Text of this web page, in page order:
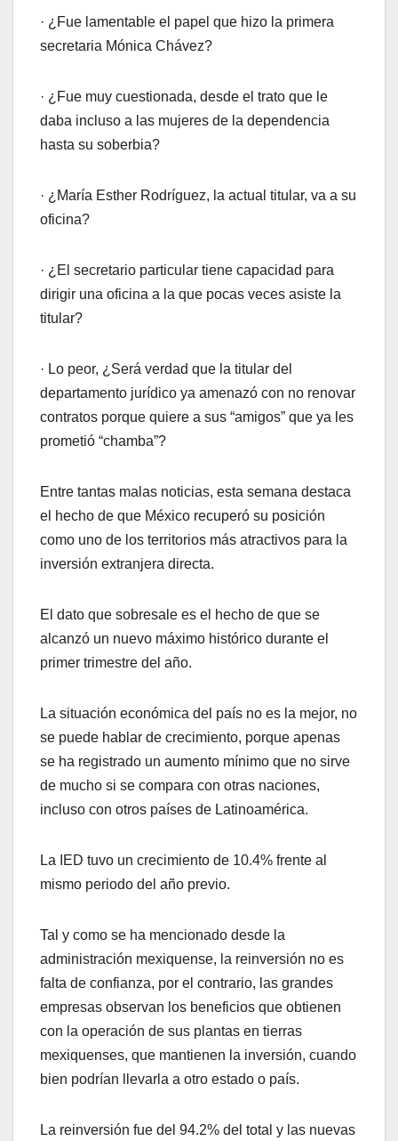
· ¿Fue lamentable el papel que hizo la primera
secretaria Mónica Chávez?
· ¿Fue muy cuestionada, desde el trato que le
daba incluso a las mujeres de la dependencia
hasta su soberbia?
· ¿María Esther Rodríguez, la actual titular, va a su
oficina?
· ¿El secretario particular tiene capacidad para
dirigir una oficina a la que pocas veces asiste la
titular?
· Lo peor, ¿Será verdad que la titular del
departamento jurídico ya amenazó con no renovar
contratos porque quiere a sus “amigos” que ya les
prometió “chamba”?
Entre tantas malas noticias, esta semana destaca
el hecho de que México recuperó su posición
como uno de los territorios más atractivos para la
inversión extranjera directa.
El dato que sobresale es el hecho de que se
alcanzó un nuevo máximo histórico durante el
primer trimestre del año.
La situación económica del país no es la mejor, no
se puede hablar de crecimiento, porque apenas
se ha registrado un aumento mínimo que no sirve
de mucho si se compara con otras naciones,
incluso con otros países de Latinoamérica.
La IED tuvo un crecimiento de 10.4% frente al
mismo periodo del año previo.
Tal y como se ha mencionado desde la
administración mexiquense, la reinversión no es
falta de confianza, por el contrario, las grandes
empresas observan los beneficios que obtienen
con la operación de sus plantas en tierras
mexiquenses, que mantienen la inversión, cuando
bien podrían llevarla a otro estado o país.
La reinversión fue del 94.2% del total y las nuevas